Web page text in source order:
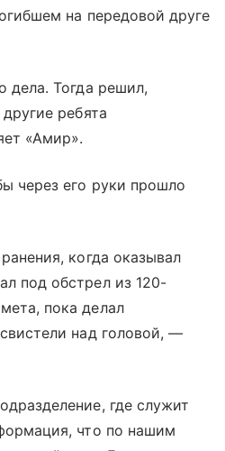
на передовой друге
дела. Тогда решил,
ребята
«Амир».
через его руки прошло
когда оказывал
под обстрел из 120-
пока делал
над головой, —
где служит
что по нашим